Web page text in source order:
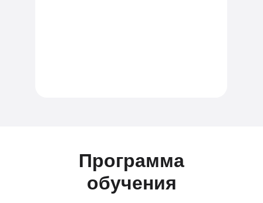
Программа
обучения